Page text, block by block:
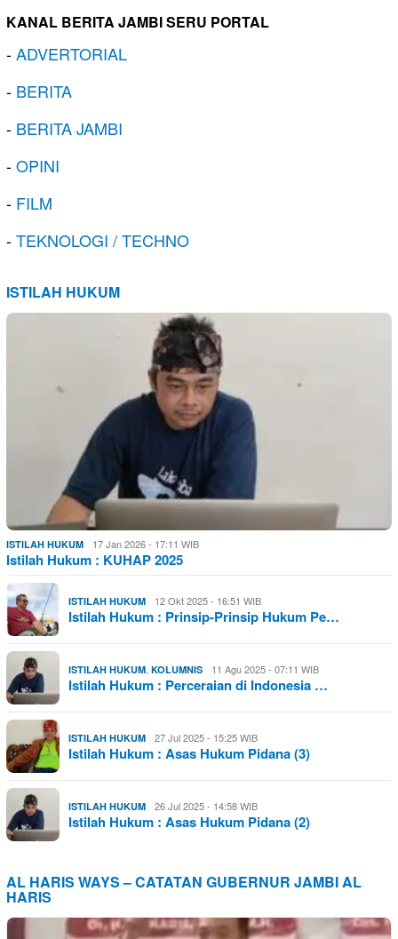
KANAL BERITA JAMBI SERU PORTAL
-ADVERTORIAL
- BERITA
- BERITA JAMBI
-OPINI
- FILM
-TEKNOLOGI / TECHNO
ISTILAH HUKUM
ISTILAH HUKUM 17 Jan 2026 - 17:11 WIB
Istilah Hukum : KUHAP 2025
ISTILAH HUKUM 12 Okt 2025 - 16:51 WIB
Istilah Hukum : Prinsip-Prinsip Hukum Pe…
ISTILAH HUKUM, KOLUMNIS 11 Agu 2025 - 07:11 WIB
Istilah Hukum : Perceraian di Indonesia …
ISTILAH HUKUM 27 Jul 2025 - 15:25 WIB
Istilah Hukum : Asas Hukum Pidana (3)
ISTILAH HUKUM 26 Jul 2025 - 14:58 WIB
Istilah Hukum : Asas Hukum Pidana (2)
AL HARIS WAYS – CATATAN GUBERNUR JAMBI AL
HARIS